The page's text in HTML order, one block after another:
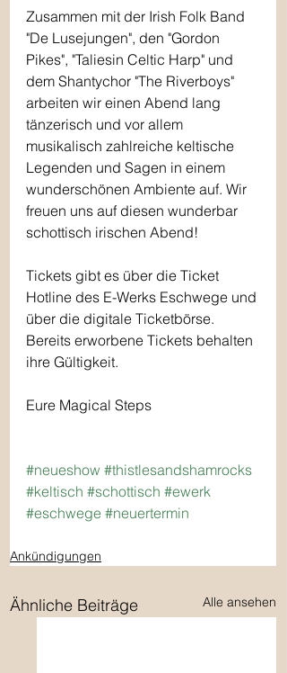
Zusammen mit der Irish Folk Band
"De Lusejungen", den "Gordon
Pikes", "Taliesin Celtic Harp" und
dem Shantychor "The Riverboys"
arbeiten wir einen Abend lang
tänzerisch und vor allem
musikalisch zahlreiche keltische
Legenden und Sagen in einem
wunderschönen Ambiente auf. Wir
freuen uns auf diesen wunderbar
schottisch irischen Abend!
Tickets gibt es über die Ticket
Hotline des E-Werks Eschwege und
über die digitale Ticketbörse.
Bereits erworbene Tickets behalten
ihre Gültigkeit.
Eure Magical Steps
#neueshow #thistlesandshamrocks
#keltisch #schottisch #ewerk
#eschwege #neuertermin
Ankündigungen
Ähnliche Beiträge Alle ansehen